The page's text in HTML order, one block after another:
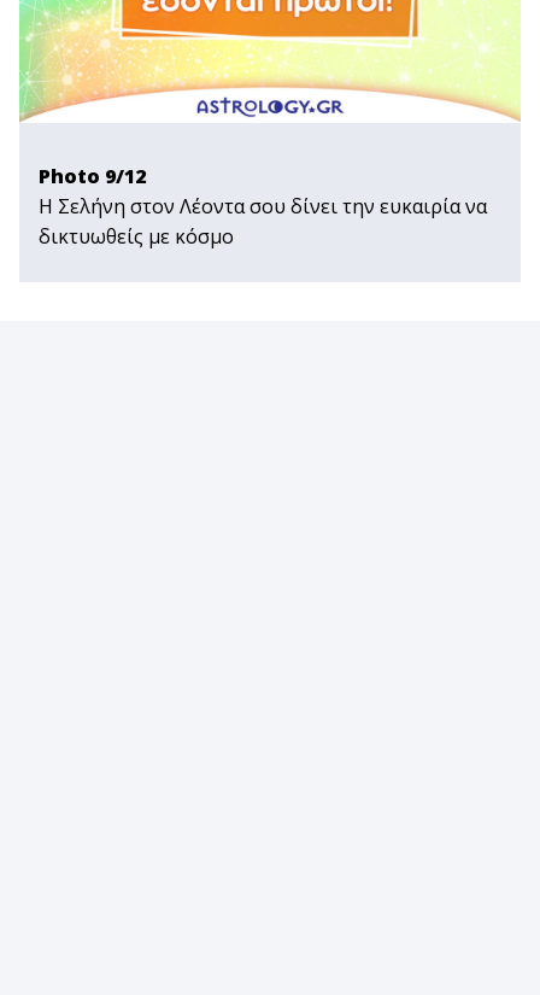
Photo 9/12
Η Σελήνη στον Λέοντα σου δίνει την ευκαιρία να
δικτυωθείς με κόσμο